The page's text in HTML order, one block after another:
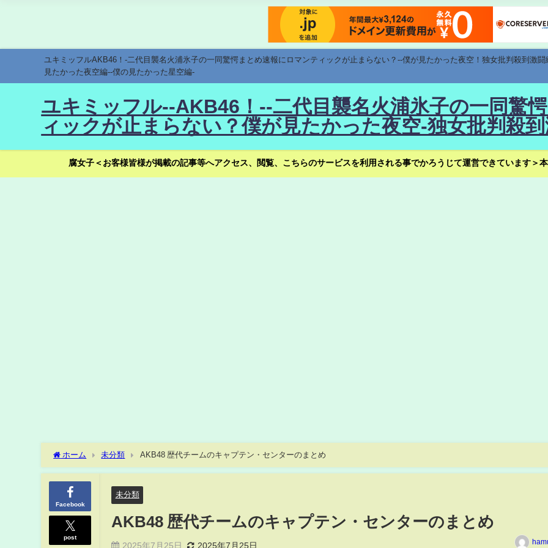
ユキミッフルAKB46！-二代目襲名火浦氷子の一同驚愕まとめ速報にロマンティックが止まらない？--僕が見たかった夜空！独女批判殺到激
見たかった夜空編--僕の見たかった星空編-
ユキミッフル--AKB46！--二代目襲名火浦氷子の一同驚
ィックが止まらない？僕が見たかった夜空-独女批判殺
腐女子＜お客様皆様が掲載の記事等へアクセス、閲覧、こちらのサービスを利用される事でかろうじて運営できています＞
ホーム 未分類 AKB48 歴代チームのキャプテン・センターのまとめ
Facebook
post
未分類
AKB48 歴代チームのキャプテン・センターのまとめ
2025年7月25日 2025年7月25日